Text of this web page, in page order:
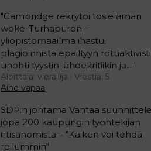
"Cambridge rekrytoi tosielämän
woke-Turhapuron –
yliopistomaailma ihastui
plagioinnista epäiltyyn
unohti tyystin lähdekritiikin ja..."
Aloittaja: vierailija
Viestiä: 5
Aihe vapaa
SDP:n johtama Vantaa suunnittele
jopa 200 kaupungin työntekijän
irtisanomista – "Kaiken voi tehdä
reilummin"